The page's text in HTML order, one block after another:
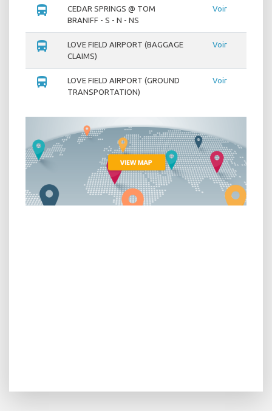
directions_bus
CEDAR SPRINGS @ TOM
BRANIFF - S - N - NS
Voir
directions_bus
LOVE FIELD AIRPORT (BAGGAGE
CLAIMS)
Voir
directions_bus
LOVE FIELD AIRPORT (GROUND
TRANSPORTATION)
Voir